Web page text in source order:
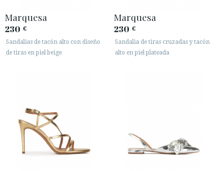
Marquesa
230 €
Sandalias de tacón alto con diseño
de tiras en piel beige
Marquesa
230 €
Sandalia de tiras cruzadas y tacón
alto en piel plateada